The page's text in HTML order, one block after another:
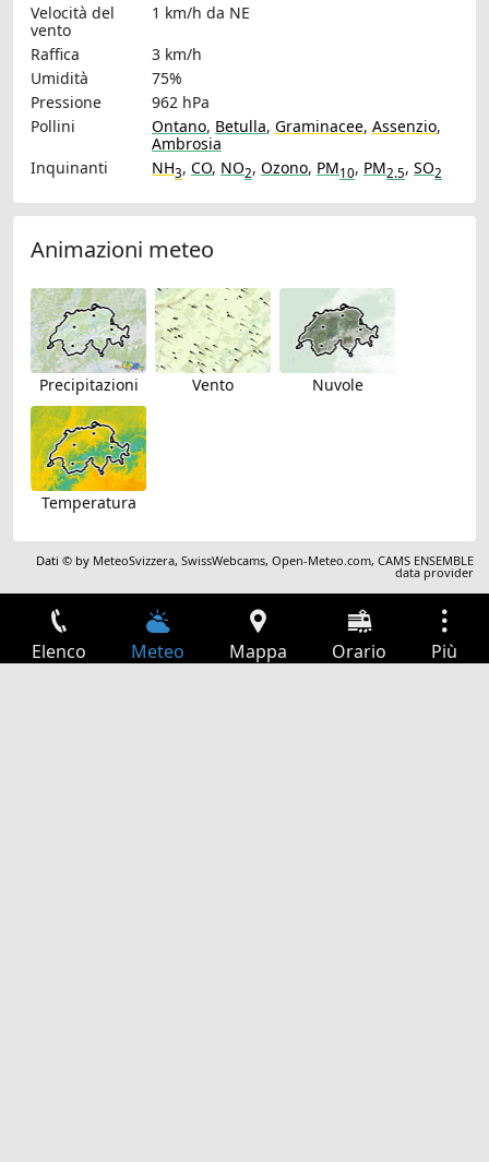
Velocità del
vento
1 km/h da NE
Raffica
3 km/h
Umidità
75%
Pressione
962 hPa
Pollini
Ontano, Betulla, Graminacee, Assenzio,
Ambrosia
Inquinanti
NH3, CO, NO2, Ozono, PM10, PM2.5, SO2
Animazioni meteo
Precipitazioni Vento Nuvole
Temperatura
Dati © by MeteoSvizzera,SwissWebcams,Open-Meteo.com,CAMS ENSEMBLE
data provider
Elenco Meteo Mappa Orario Più